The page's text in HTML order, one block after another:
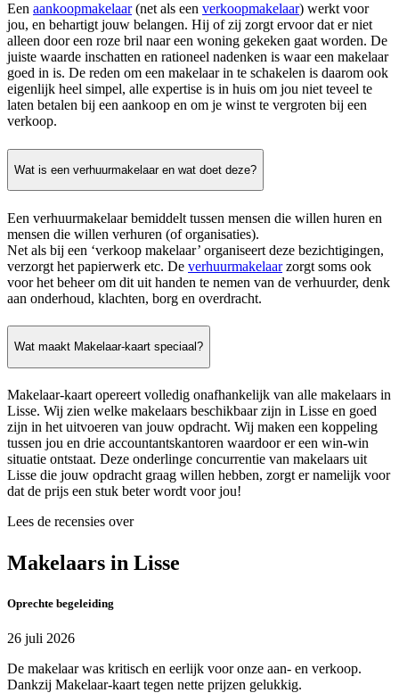
Een aankoopmakelaar(net als een verkoopmakelaar) werkt voor
jou, en behartigt jouw belangen. Hij of zij zorgt ervoor dat er niet
alleen door een roze bril naar een woning gekeken gaat worden. De
juiste waarde inschatten en rationeel nadenken is waar een makelaar
goed in is. De reden om een makelaar in te schakelen is daarom ook
eigenlijk heel simpel, alle expertise is in huis om jou niet teveel te
laten betalen bij een aankoop en om je winst te vergroten bij een
verkoop.
Wat is een verhuurmakelaar en wat doet deze?
Een verhuurmakelaar bemiddelt tussen mensen die willen huren en
mensen die willen verhuren (of organisaties).
Net als bij een ‘verkoop makelaar’ organiseert deze bezichtigingen,
verzorgt het papierwerk etc. De verhuurmakelaarzorgt soms ook
voor het beheer om dit uit handen te nemen van de verhuurder, denk
aan onderhoud, klachten, borg en overdracht.
Wat maakt Makelaar-kaart speciaal?
Makelaar-kaart opereert volledig onafhankelijk van alle makelaars in
Lisse. Wij zien welke makelaars beschikbaar zijn in Lisse en goed
zijn in het uitvoeren van jouw opdracht. Wij maken een koppeling
tussen jou en drie accountantskantoren waardoor er een win-win
situatie ontstaat. Deze onderlinge concurrentie van makelaars uit
Lisse die jouw opdracht graag willen hebben, zorgt er namelijk voor
dat de prijs een stuk beter wordt voor jou!
Lees de recensies over
Makelaars in Lisse
Oprechte begeleiding
26 juli 2026
De makelaar was kritisch en eerlijk voor onze aan- en verkoop.
Dankzij Makelaar-kaart tegen nette prijzen gelukkig.